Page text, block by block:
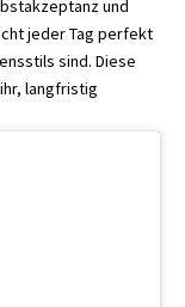
und
jeder Tag perfekt
sind. Diese
langfristig